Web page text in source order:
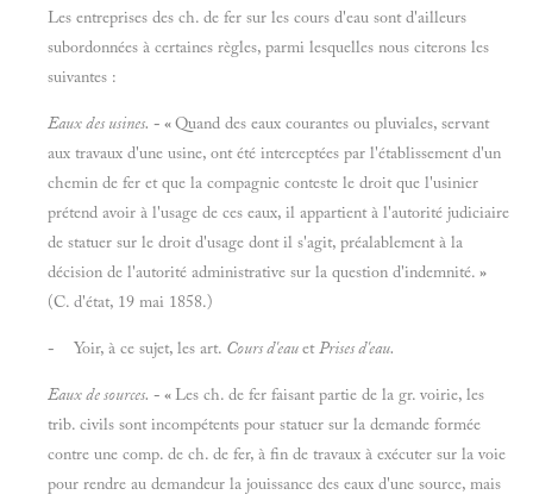
Les entreprises des ch. de fer sur les cours d'eau sont d'ailleurs
subordonnées à certaines règles, parmi lesquelles nous citerons les
suivantes :
Eaux des usines. - «Quand des eaux courantes ou pluviales, servant
aux travaux d'une usine, ont été interceptées par l'établissement d'un
chemin de fer et que la compagnie conteste le droit que l'usinier
prétend avoir à l'usage de ces eaux, il appartient à l'autorité judiciaire
de statuer sur le droit d'usage dont il s'agit, préalablement à la
décision de l'autorité administrative sur la question d'indemnité. »
(C. d'état, 19 mai 1858.)
- Yoir, à ce sujet, les art. Cours d'eauetPrises d'eau.
Eaux de sources. - «Les ch. de fer faisant partie de la gr. voirie, les
trib. civils sont incompétents pour statuer sur la demande formée
contre une comp. de ch. de fer, à fin de travaux à exécuter sur la voie
pour rendre au demandeur la jouissance des eaux d'une source, mais